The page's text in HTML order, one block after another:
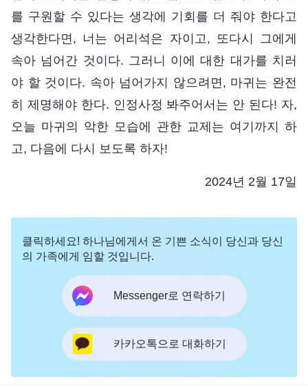
를 구원할 수 있다는 생각에 기회를 더 줘야 한다고
생각한다면, 너는 어리석은 자이고, 또다시 그에게
속아 넘어간 것이다. 그러니 이에 대한 대가를 치러
야 할 것이다. 속아 넘어가지 않으려면, 마귀는 완전
히 제명해야 한다. 인정사정 봐주어서는 안 된다! 자,
오늘 마귀의 악한 모습에 관한 교제는 여기까지 하
고, 다음에 다시 보도록 하자!
2024년 2월 17일
클릭하세요! 하나님에게서 온 기쁜 소식이 당신과 당신
의 가족에게 임할 것입니다.
Messenger로 연락하기
카카오톡으로 대화하기